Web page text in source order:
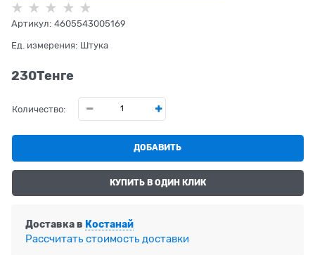
Артикул: 4605543005169
Ед. измерения: Штука
230Tенге
Количество:
ДОБАВИТЬ
КУПИТЬ В ОДИН КЛИК
Доставка в Костанай
Рассчитать стоимость доставки